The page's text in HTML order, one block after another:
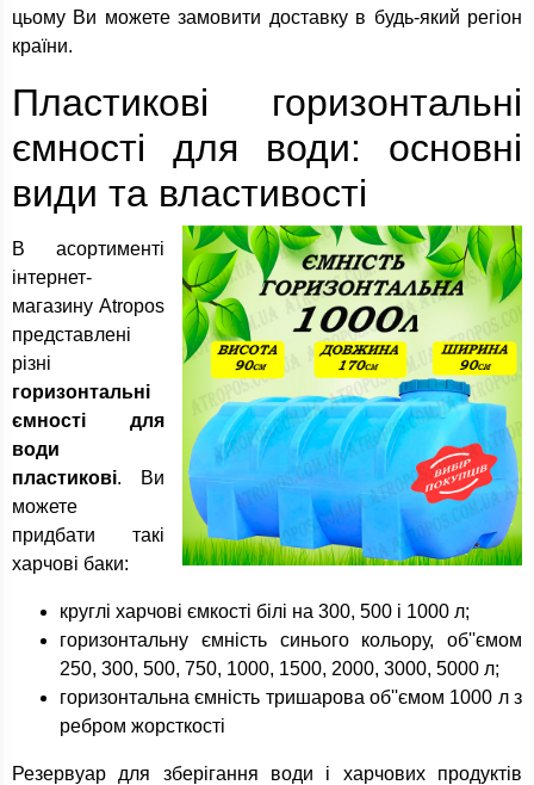
цьому Ви можете замовити доставку в будь-який регіон
країни.
Пластикові горизонтальні
ємності для води: основні
види та властивості
В асортименті
інтернет-
магазину Atropos
представлені
різні
горизонтальні
ємності для
води
пластикові. Ви
можете
придбати такі
харчові баки:
круглі харчові ємкості білі на 300, 500 і 1000 л;
горизонтальну ємність синього кольору, об''ємом
250, 300, 500, 750, 1000, 1500, 2000, 3000, 5000 л;
горизонтальна ємність тришарова об''ємом 1000 л з
ребром жорсткості
Резервуар для зберігання води і харчових продуктів